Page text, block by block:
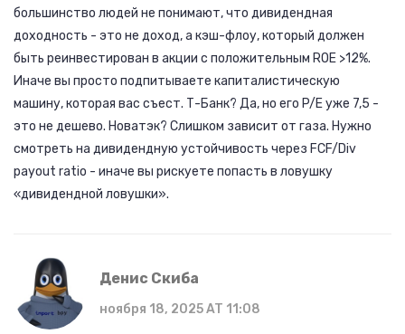
большинство людей не понимают, что дивидендная
доходность - это не доход, а кэш-флоу, который должен
быть реинвестирован в акции с положительным ROE >12%.
Иначе вы просто подпитываете капиталистическую
машину, которая вас съест. Т-Банк? Да, но его P/E уже 7,5 -
это не дешево. Новатэк? Слишком зависит от газа. Нужно
смотреть на дивидендную устойчивость через FCF/Div
payout ratio - иначе вы рискуете попасть в ловушку
«дивидендной ловушки».
Денис Скиба
ноября 18, 2025 AT 11:08